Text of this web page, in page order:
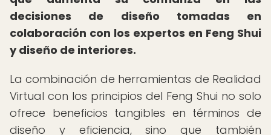
decisiones de diseño tomadas en
colaboración con los expertos en Feng Shui
y diseño de interiores.
La combinación de herramientas de Realidad
Virtual con los principios del Feng Shui no solo
ofrece beneficios tangibles en términos de
diseño y eficiencia, sino que también